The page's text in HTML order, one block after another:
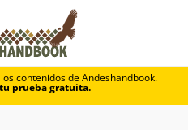
contenidos de Andeshandbook.
prueba gratuita.
Filo Sur